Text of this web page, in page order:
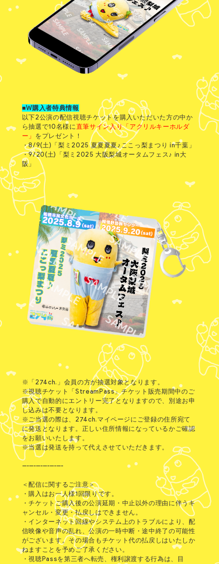
■W購入者特典情報
以下2公演の配信視聴チケットを購入いただいた方の中か
ら抽選で10名様に直筆サイン入り「アクリルキーホルダ
ー」 をプレゼント！
・8/9(土)「梨ミ2025 夏夏夏夏♪ここっ梨まつり in千葉」
・9/20(土)「梨ミ2025 大阪梨城オータムフェス♪ in大
阪」
※「274ch.」会員の方が抽選対象となります。
※視聴チケット「StreamPass」チケット販売期間中のご
購入で自動的にエントリー完了となりますので、別途お申
し込みは不要となります。
※ご当選の際は、274ch.マイページにご登録の住所宛て
に発送となります。正しい住所情報になっているかご確認
をお願いいたします。
※当選は発送を持って代えさせていただきます。
------------------
＜配信に関するご注意＞
・購入はお一人様1回限りです。
・チケットご購入後の公演延期・中止以外の理由に伴うキ
ャンセル・変更・払戻しはできません。
・インターネット回線やシステム上のトラブルにより、配
信映像や音声の乱れ、公演の一時中断・途中終了の可能性
がございます。その場合もチケット代の払戻しはいたしか
ねますことを予めご了承ください。
・視聴Passを第三者へ転売、権利譲渡する行為は、目